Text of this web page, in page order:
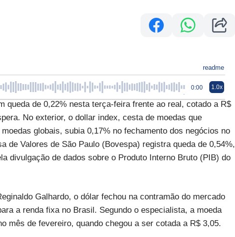
readme
0:00 1.0x
queda de 0,22% nesta terça-feira frente ao real, cotado a R$
No exterior, o dollar index, cesta de moedas que
globais, subia 0,17% no fechamento dos negócios no
de Valores de São Paulo (Bovespa) registra queda de 0,54%,
divulgação de dados sobre o Produto Interno Bruto (PIB) do
Galhardo, o dólar fechou na contramão do mercado
a renda fixa no Brasil. Segundo o especialista, a moeda
mês de fevereiro, quando chegou a ser cotada a R$ 3,05.